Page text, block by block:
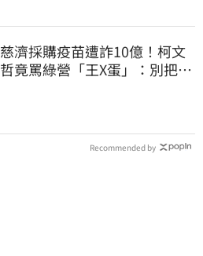
慈濟採購疫苗遭詐10億！柯文
哲竟罵綠營「王X蛋」：別把全
Recommended by